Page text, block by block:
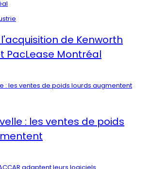
l'acquisition de Kenworth
PacLease Montréal
: les ventes de poids